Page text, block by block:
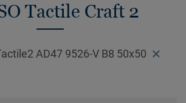
Tactile Craft 2
AD47 9526-V B8 50x50